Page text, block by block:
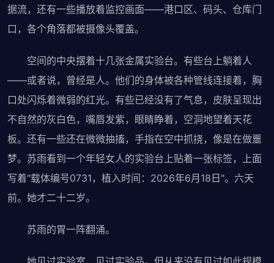
据流，还有一些播放着监控画面——港口区、码头、仓库门
口，各个角落都被摄像头覆盖。
空间的中央摆着十几张金属实验台。有些台上躺着人
——或者说，曾经是人。他们的身体被各种管线连接着，胸
口处闪烁着微弱的红光。有些已经没有了气息，皮肤呈现出
不自然的灰白色，嘴唇发紫，眼睛睁着，空洞地望着天花
板。还有一些还在微微抽搐，手指在空中抓挠，像是在做噩
梦。苏雨看到一个年轻女人的实验台上贴着一张标签，上面
写着"载体编号0731，植入时间：2026年6月18日"。六天
前。她才二十二岁。
苏雨的胃一阵翻涌。